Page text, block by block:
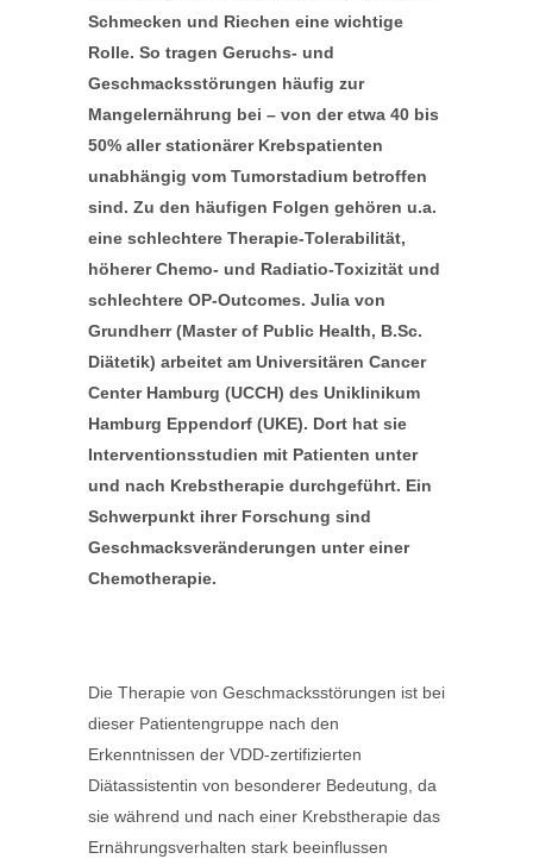
Schmecken und Riechen eine wichtige
Rolle. So tragen Geruchs- und
Geschmacksstörungen häufig zur
Mangelernährung bei – von der etwa 40 bis
50% aller stationärer Krebspatienten
unabhängig vom Tumorstadium betroffen
sind. Zu den häufigen Folgen gehören u.a.
eine schlechtere Therapie-Tolerabilität,
höherer Chemo- und Radiatio-Toxizität und
schlechtere OP-Outcomes. Julia von
Grundherr (Master of Public Health, B.Sc.
Diätetik) arbeitet am Universitären Cancer
Center Hamburg (UCCH) des Uniklinikum
Hamburg Eppendorf (UKE). Dort hat sie
Interventionsstudien mit Patienten unter
und nach Krebstherapie durchgeführt. Ein
Schwerpunkt ihrer Forschung sind
Geschmacksveränderungen unter einer
Chemotherapie.
Die Therapie von Geschmacksstörungen ist bei
dieser Patientengruppe nach den
Erkenntnissen der VDD-zertifizierten
Diätassistentin von besonderer Bedeutung, da
sie während und nach einer Krebstherapie das
Ernährungsverhalten stark beeinflussen